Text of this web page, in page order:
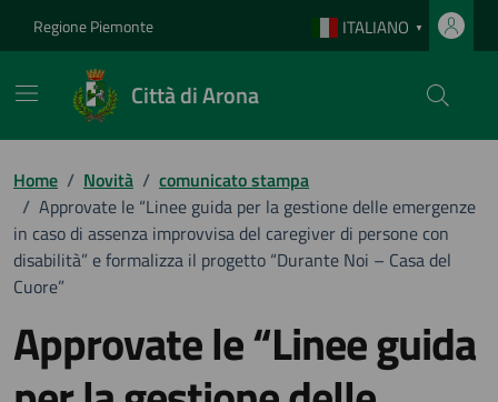
Regione Piemonte ITALIANO ▼
Città di Arona
Home / Novità / comunicato stampa
/ Approvate le “Linee guida per la gestione delle emergenze
in caso di assenza improvvisa del caregiver di persone con
disabilità” e formalizza il progetto “Durante Noi – Casa del
Cuore”
Approvate le “Linee guida